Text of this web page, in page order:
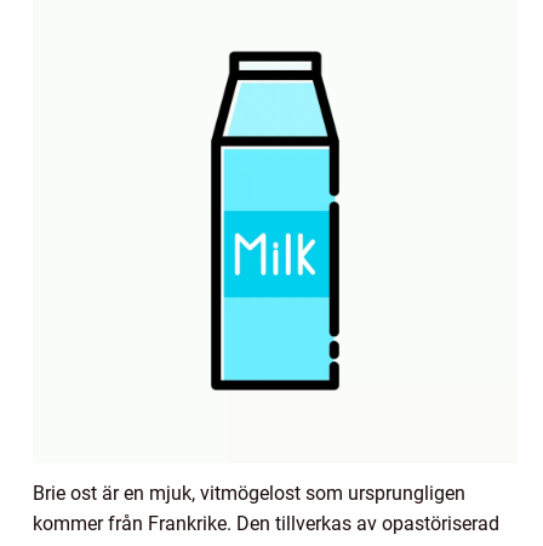
Brie ost är en mjuk, vitmögelost som ursprungligen
kommer från Frankrike. Den tillverkas av opastöriserad